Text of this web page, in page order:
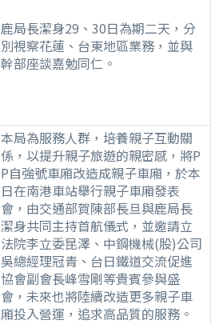
鹿局長潔身29、30日為期二天，分
別視察花蓮、台東地區業務，並與
幹部座談嘉勉同仁。
本局為服務人群，培養親子互動關
係，以提升親子旅遊的親密感，將P
P自強號車廂改造成親子車廂，於本
日在南港車站舉行親子車廂發表
會，由交通部賀陳部長旦與鹿局長
潔身共同主持首航儀式，並邀請立
法院李立委昆澤、中鋼機械(股)公司
吳總經理冠青、台日鐵道交流促進
協會副會長峰雪剛等貴賓參與盛
會，未來也將陸續改造更多親子車
廂投入營運，追求高品質的服務。